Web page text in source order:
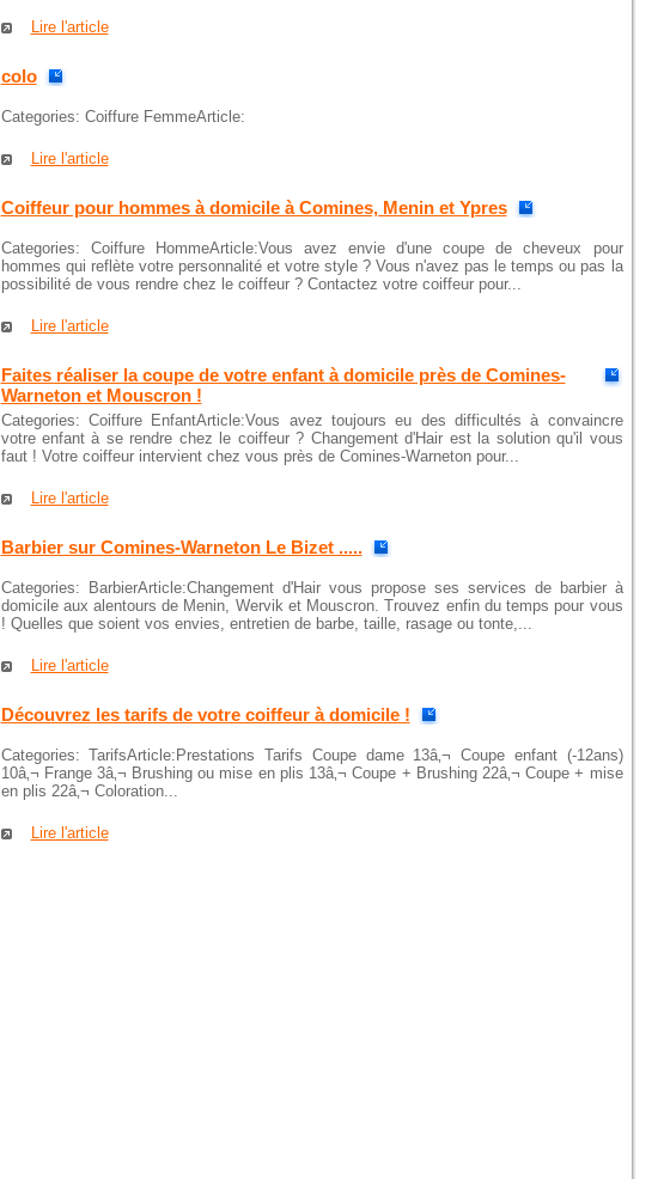
Lire l'article
colo
Categories: Coiffure FemmeArticle:
Lire l'article
Coiffeur pour hommes à domicile à Comines, Menin et Ypres
Categories: Coiffure HommeArticle:Vous avez envie d'une coupe de cheveux pour
hommes qui reflète votre personnalité et votre style ? Vous n'avez pas le temps ou pas la
possibilité de vous rendre chez le coiffeur ? Contactez votre coiffeur pour...
Lire l'article
Faites réaliser la coupe de votre enfant à domicile près de Comines-
Warneton et Mouscron !
Categories: Coiffure EnfantArticle:Vous avez toujours eu des difficultés à convaincre
votre enfant à se rendre chez le coiffeur ? Changement d'Hair est la solution qu'il vous
faut ! Votre coiffeur intervient chez vous près de Comines-Warneton pour...
Lire l'article
Barbier sur Comines-Warneton Le Bizet .....
Categories: BarbierArticle:Changement d'Hair vous propose ses services de barbier à
domicile aux alentours de Menin, Wervik et Mouscron. Trouvez enfin du temps pour vous
! Quelles que soient vos envies, entretien de barbe, taille, rasage ou tonte,...
Lire l'article
Découvrez les tarifs de votre coiffeur à domicile !
Categories: TarifsArticle:Prestations Tarifs Coupe dame 13â‚¬ Coupe enfant (-12ans)
10â‚¬ Frange 3â‚¬ Brushing ou mise en plis 13â‚¬ Coupe + Brushing 22â‚¬ Coupe + mise
en plis 22â‚¬ Coloration...
Lire l'article